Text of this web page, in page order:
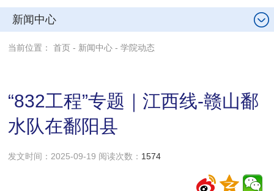
新闻中心
当前位置：首页 - 新闻中心 -学院动态
“832工程”专题｜江西线-赣山鄱
水队在鄱阳县
发文时间：2025-09-19 阅读次数： 1574